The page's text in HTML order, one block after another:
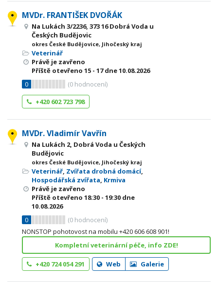
MVDr. FRANTIŠEK DVOŘÁK
Na Lukách 3/2236, 373 16 Dobrá Voda u
Českých Budějovic
okres České Budějovice, Jihočeský kraj
Veterinář
Právě je zavřeno
Příště otevřeno 15 - 17dne 10.08.2026
0
(0 hodnocení)
+420 602 723 798
MVDr. Vladimír Vavřín
Na Lukách 2, Dobrá Voda u Českých
Budějovic
okres České Budějovice, Jihočeský kraj
Veterinář, Zvířata drobná domácí,
Hospodářská zvířata, Krmiva
Právě je zavřeno
Příště otevřeno 18:30 - 19:30 dne
10.08.2026
0
(0 hodnocení)
NONSTOP pohotovost na mobilu +420 606 608 901!
Kompletní veterinární péče, info ZDE!
+420 724 054 291 Web Galerie